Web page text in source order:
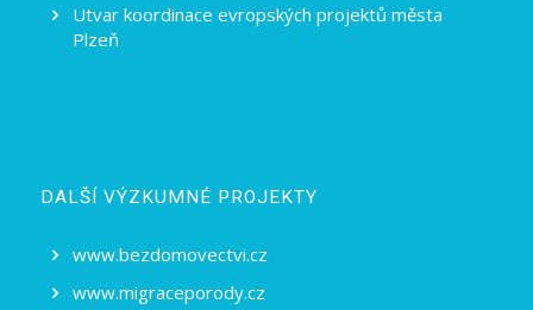
Utvar koordinace evropských projektů města
Plzeň
DALŠÍ VÝZKUMNÉ PROJEKTY
www.bezdomovectvi.cz
www.migraceporody.cz